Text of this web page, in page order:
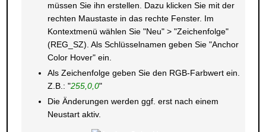
müssen Sie ihn erstellen. Dazu klicken Sie mit der
rechten Maustaste in das rechte Fenster. Im
Kontextmenü wählen Sie "Neu" > "Zeichenfolge"
(REG_SZ). Als Schlüsselnamen geben Sie "Anchor
Color Hover" ein.
Als Zeichenfolge geben Sie den RGB-Farbwert ein.
Z.B.: "255,0,0"
Die Änderungen werden ggf. erst nach einem
Neustart aktiv.